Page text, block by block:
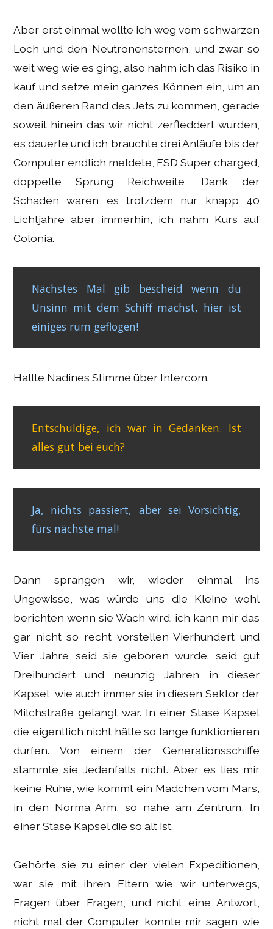
Aber erst einmal wollte ich weg vom schwarzen
Loch und den Neutronensternen, und zwar so
weit weg wie es ging, also nahm ich das Risiko in
kauf und setze mein ganzes Können ein, um an
den äußeren Rand des Jets zu kommen, gerade
soweit hinein das wir nicht zerfleddert wurden,
es dauerte und ich brauchte drei Anläufe bis der
Computer endlich meldete, FSD Super charged,
doppelte Sprung Reichweite, Dank der
Schäden waren es trotzdem nur knapp 40
Lichtjahre aber immerhin, ich nahm Kurs auf
Colonia.
Nächstes Mal gib bescheid wenn du
Unsinn mit dem Schiff machst, hier ist
einiges rum geflogen!
Hallte Nadines Stimme über Intercom.
Entschuldige, ich war in Gedanken. Ist
alles gut bei euch?
Ja, nichts passiert, aber sei Vorsichtig,
fürs nächste mal!
Dann sprangen wir, wieder einmal ins
Ungewisse, was würde uns die Kleine wohl
berichten wenn sie Wach wird. ich kann mir das
gar nicht so recht vorstellen Vierhundert und
Vier Jahre seid sie geboren wurde. seid gut
Dreihundert und neunzig Jahren in dieser
Kapsel, wie auch immer sie in diesen Sektor der
Milchstraße gelangt war. In einer Stase Kapsel
die eigentlich nicht hätte so lange funktionieren
dürfen. Von einem der Generationsschiffe
stammte sie Jedenfalls nicht. Aber es lies mir
keine Ruhe, wie kommt ein Mädchen vom Mars,
in den Norma Arm, so nahe am Zentrum, In
einer Stase Kapsel die so alt ist.
Gehörte sie zu einer der vielen Expeditionen,
war sie mit ihren Eltern wie wir unterwegs,
Fragen über Fragen, und nicht eine Antwort,
nicht mal der Computer konnte mir sagen wie